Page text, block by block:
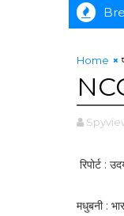
Home
रिपोर्ट :
मधुबनी :